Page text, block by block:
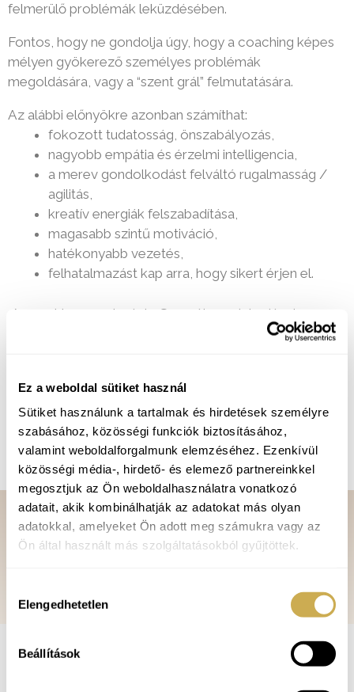
Ez a weboldal sütiket használ
Sütiket használunk a tartalmak és hirdetések személyre
szabásához, közösségi funkciók biztosításához,
valamint weboldalforgalmunk elemzéséhez. Ezenkívül
közösségi média-, hirdető- és elemező partnereinkkel
megosztjuk az Ön weboldalhasználatra vonatkozó
adatait, akik kombinálhatják az adatokat más olyan
adatokkal, amelyeket Ön adott meg számukra vagy az
Ön által használt más szolgáltatásokból gyűjtöttek.
kiválasztása
Elengedhetetlen
Beállítások
felmerülő problémák leküzdésében.
Fontos, hogy ne gondolja úgy, hogy a coaching képes
mélyen gyökerező személyes problémák
megoldására, vagy a “szent grál” felmutatására.
Az alábbi előnyökre azonban számíthat:
fokozott tudatosság, önszabályozás,
nagyobb empátia és érzelmi intelligencia,
a merev gondolkodást felváltó rugalmasság /
agilitás,
kreatív energiák felszabadítása,
magasabb szintű motiváció,
hatékonyabb vezetés,
felhatalmazást kap arra, hogy sikert érjen el.
A coaching nem terápia. Személyes elakadások
A coaching nem tanácsadás és nem tréning.
Amennyiben ilyen irányú igény merül fel, úgy
módszertan váltással más keretekkel, vagy más
szakemberek bevonásával tudok segíteni.